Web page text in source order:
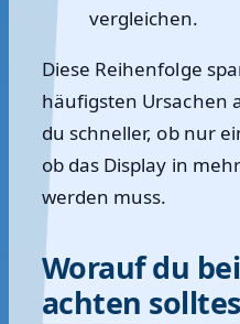
vergleichen.
Diese Reihenfolge
häufigsten Ursachen
du schneller, ob nur
ob das Display in
werden muss.
Worauf du
achten